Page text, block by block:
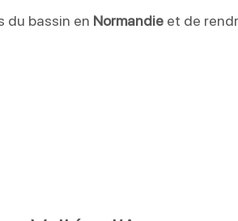
du bassin en Normandie et de